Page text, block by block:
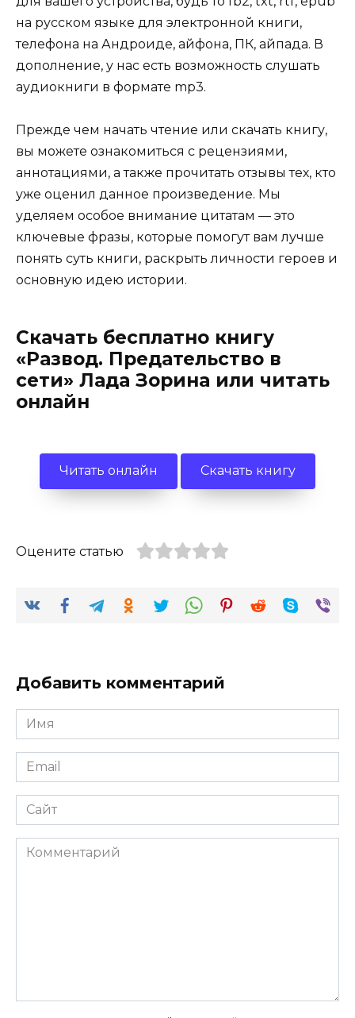
на русском языке для электронной книги,
телефона на Андроиде, айфона, ПК, айпада. В
дополнение, у нас есть возможность слушать
аудиокниги в формате mp3.
Прежде чем начать чтение или скачать книгу,
вы можете ознакомиться с рецензиями,
аннотациями, а также прочитать отзывы тех, кто
уже оценил данное произведение. Мы
уделяем особое внимание цитатам — это
ключевые фразы, которые помогут вам лучше
понять суть книги, раскрыть личности героев и
основную идею истории.
Скачать бесплатно книгу
«Развод. Предательство в
сети» Лада Зорина или читать
онлайн
Читать онлайн Скачать книгу
Оцените статью
Добавить комментарий
Имя
*
Email
*
Сайт
Комментарий